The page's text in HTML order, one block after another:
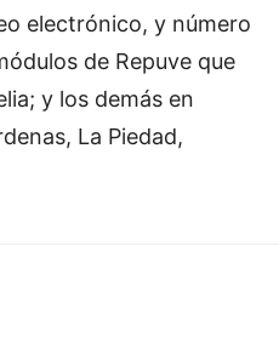
electrónico, y número
de Repuve que
y los demás en
La Piedad,